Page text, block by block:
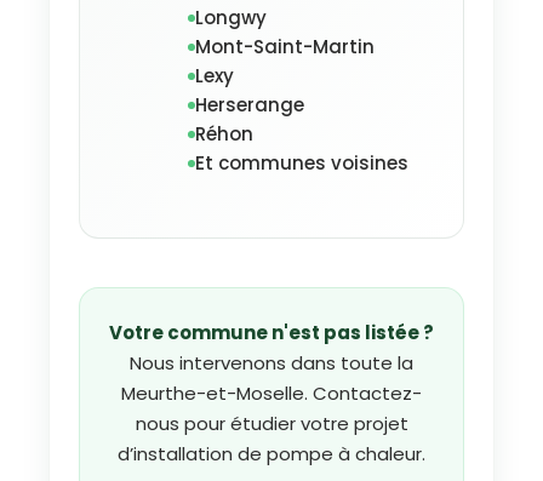
Longwy
Mont-Saint-Martin
Lexy
Herserange
Réhon
Et communes voisines
Votre commune n'est pas listée ?
Nous intervenons dans toute la
Meurthe-et-Moselle. Contactez-
nous pour étudier votre projet
d’installation de pompe à chaleur.